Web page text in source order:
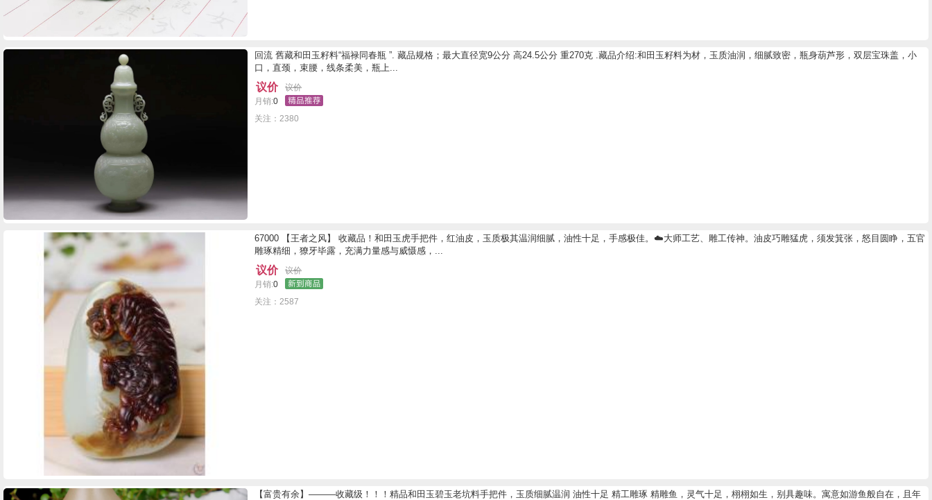
回流 舊藏和田玉籽料“福禄同春瓶 ”. 藏品规格；最大直径宽9公分 高24.5公分 重270克 .藏品介绍:和田玉籽料为材，玉质油润，细腻致密，瓶身葫芦形，双层宝珠盖，小
口，直颈，束腰，线条柔美，瓶上...
议价
议价
月销:0
关注：2380
67000 【王者之风】 收藏品！和田玉虎手把件，红油皮，玉质极其温润细腻，油性十足，手感极佳。☁️大师工艺、雕工传神。油皮巧雕猛虎，须发箕张，怒目圆睁，五官
雕琢精细，獠牙毕露，充满力量感与威慑感，...
议价
议价
月销:0
关注：2587
【富贵有余】———收藏级！！！精品和田玉碧玉老坑料手把件，玉质细腻温润 油性十足 精工雕琢 精雕鱼，灵气十足，栩栩如生，别具趣味。寓意如游鱼般自在，且年